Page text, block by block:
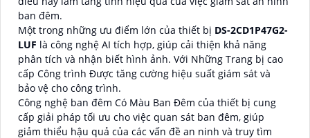
ban đêm.
Một trong những ưu điểm lớn của thiết bị DS-2CD1P47G2-
LUF là công nghệ AI tích hợp, giúp cải thiện khả năng
phân tích và nhận biết hình ảnh. Với Những Trang bị cao
cấp Công trình Được tăng cường hiệu suất giám sát và
bảo vệ cho công trình.
Công nghệ ban đêm Có Màu Ban Đêm của thiết bị cung
cấp giải pháp tối ưu cho việc quan sát ban đêm, giúp
giảm thiểu hậu quả của các vấn đề an ninh và truy tìm